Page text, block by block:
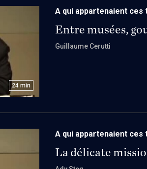
24 min
A qui appartenaient ces
Entre musées,
Guillaume Cerutti
A qui appartenaient ces
La délicate